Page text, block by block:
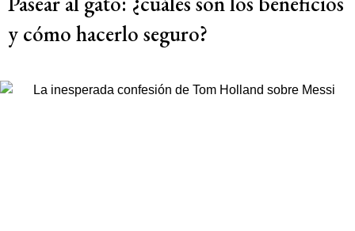
y cómo hacerlo seguro?